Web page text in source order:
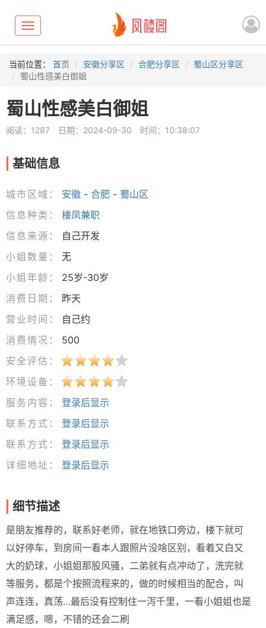
Toggle
navigation
当前位置： 首页 安徽分享区 合肥分享区
蜀山区分享区
蜀山性感美白御姐
蜀山性感美白御姐
阅读：1287 日期：2024-09-30 时间：10:38:07
基础信息
城市区域： 安徽 - 合肥 - 蜀山区
信息种类：
楼凤兼职
信息来源：
自己开发
小姐数量：
无
小姐年龄：
25岁-30岁
消费日期：
昨天
营业时间：
自己约
消费情况：
500
安全评估：
环境设备：
服务内容：
登录后显示
联系方式：
登录后显示
联系方式：
登录后显示
详细地址：
登录后显示
细节描述
是朋友推荐的，联系好老师，就在地铁口旁边，楼下就可
以好停车，到房间一看本人跟照片没啥区别，看着又白又
大的奶球，小姐姐那股风骚，二弟就有点冲动了，洗完就
等服务，都是个按照流程来的，做的时候相当的配合，叫
声连连，真荡…最后没有控制住一泻千里，一看小姐姐也是
满足感，嗯，不错的还会二刷